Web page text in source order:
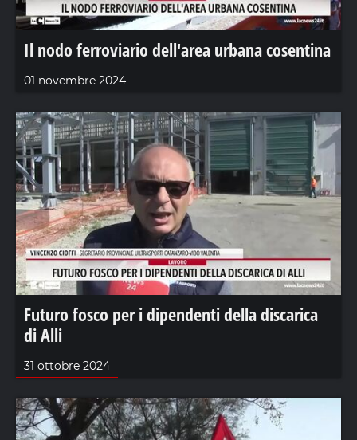
Il nodo ferroviario dell'area urbana cosentina
01 novembre 2024
Futuro fosco per i dipendenti della discarica
di Alli
31 ottobre 2024